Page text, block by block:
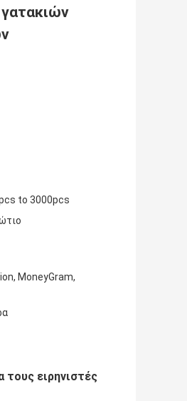
to 3000pcs
MoneyGram,
ειρηνιστές